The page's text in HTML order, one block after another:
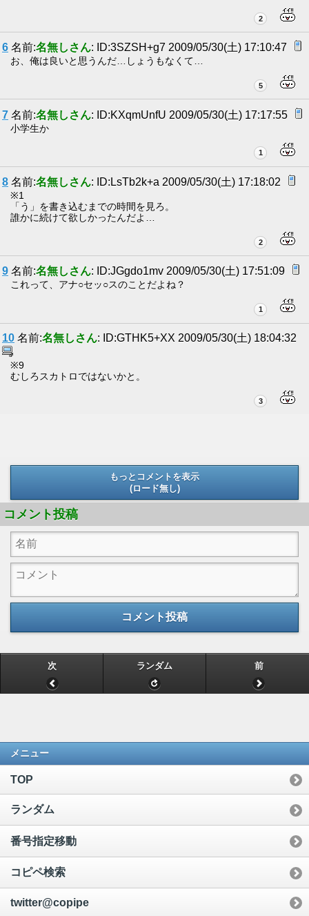
2
6 名前:名無しさん: ID:3SZSH+g7 2009/05/30(土) 17:10:47
お、俺は良いと思うんだ…しょうもなくて…
5
7 名前:名無しさん: ID:KXqmUnfU 2009/05/30(土) 17:17:55
小学生か
1
8 名前:名無しさん: ID:LsTb2k+a 2009/05/30(土) 17:18:02
※1
「う」を書き込むまでの時間を見ろ。
誰かに続けて欲しかったんだよ…
2
9 名前:名無しさん: ID:JGgdo1mv 2009/05/30(土) 17:51:09
これって、アナ○セッ○スのことだよね？
1
10 名前:名無しさん: ID:GTHK5+XX 2009/05/30(土) 18:04:32
※9
むしろスカトロではないかと。
3
もっとコメントを表示
(ロード無し)
コメント投稿
コメント投稿
次 ランダム 前
メニュー
TOP
ランダム
番号指定移動
コピペ検索
twitter@copipe